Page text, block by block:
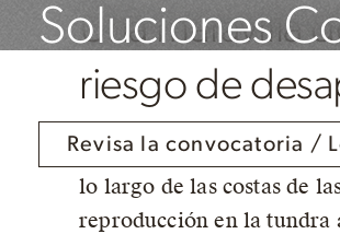
Soluciones
Revisa la convocatoria /
Una maravilla
riesgo de
Cada año, millones de
lo largo de las costas de
reproducción en la tundra